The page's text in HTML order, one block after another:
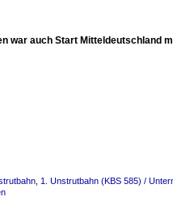
war auch Start Mitteldeutschland
1. Unstrutbahn (KBS 585) /